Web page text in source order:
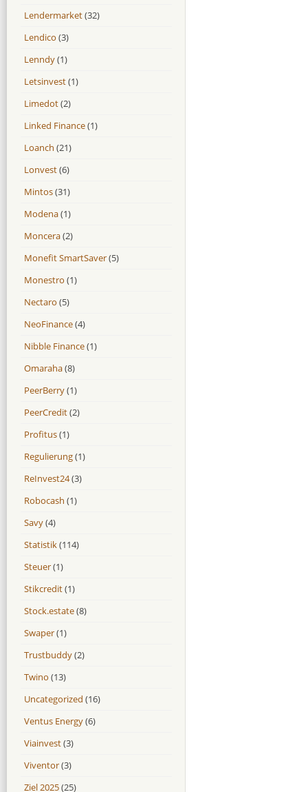
Lendermarket(32)
Lendico (3)
Lenndy(1)
Letsinvest(1)
Limedot(2)
Linked Finance(1)
Loanch (21)
Lonvest(6)
Mintos(31)
Modena(1)
Moncera(2)
Monefit SmartSaver(5)
Monestro (1)
Nectaro (5)
NeoFinance(4)
Nibble Finance(1)
Omaraha(8)
PeerBerry(1)
PeerCredit(2)
Profitus(1)
Regulierung(1)
ReInvest24(3)
Robocash (1)
Savy(4)
Statistik(114)
Steuer(1)
Stikcredit(1)
Stock.estate(8)
Swaper(1)
Trustbuddy(2)
Twino (13)
Uncategorized (16)
Ventus Energy(6)
Viainvest(3)
Viventor(3)
Ziel 2025(25)